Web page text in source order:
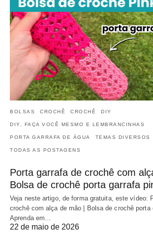
BOLSAS CROCHÊ CROCHÊ DIY
DIY, FAÇA VOCÊ MESMO E LEMBRANCINHAS
PORTA GARRAFA DE ÁGUA TEMAS DIVERSOS
TODAS AS POSTAGENS
Porta garrafa de crochê com
Bolsa de crochê porta garrafa
Veja neste artigo, de forma gratuita, este vídeo:
crochê com alça de mão | Bolsa de crochê porta
Aprenda em…
22 de maio de 2026